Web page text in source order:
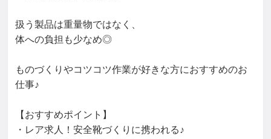
扱う製品は重量物ではなく、
体への負担も少なめ◎
ものづくりやコツコツ作業が好きな方におすすめのお
仕事♪
【おすすめポイント】
・レア求人！安全靴づくりに携われる♪